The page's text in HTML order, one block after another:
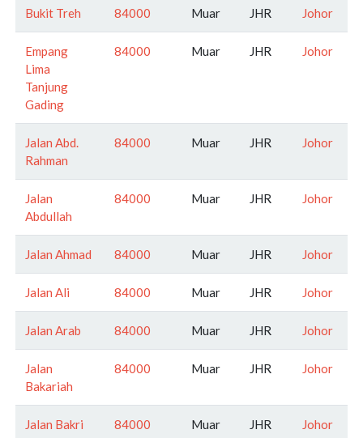
Bukit Treh 84000 Muar JHR Johor
Empang
Lima
Tanjung
Gading
84000 Muar JHR Johor
Jalan Abd.
Rahman
84000 Muar JHR Johor
Jalan
Abdullah
84000 Muar JHR Johor
Jalan Ahmad 84000 Muar JHR Johor
Jalan Ali 84000 Muar JHR Johor
Jalan Arab 84000 Muar JHR Johor
Jalan
Bakariah
84000 Muar JHR Johor
Jalan Bakri 84000 Muar JHR Johor